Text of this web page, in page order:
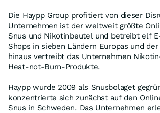
Die Haypp Group profitiert von dieser
Unternehmen ist der weltweit größte
Snus und Nikotinbeutel und betreibt elf
Shops in sieben Ländern Europas und
hinaus vertreibt das Unternehmen
Heat-not-Burn-Produkte.
Haypp wurde 2009 als Snusbolaget
konzentrierte sich zunächst auf den
Snus in Schweden. Das Unternehmen